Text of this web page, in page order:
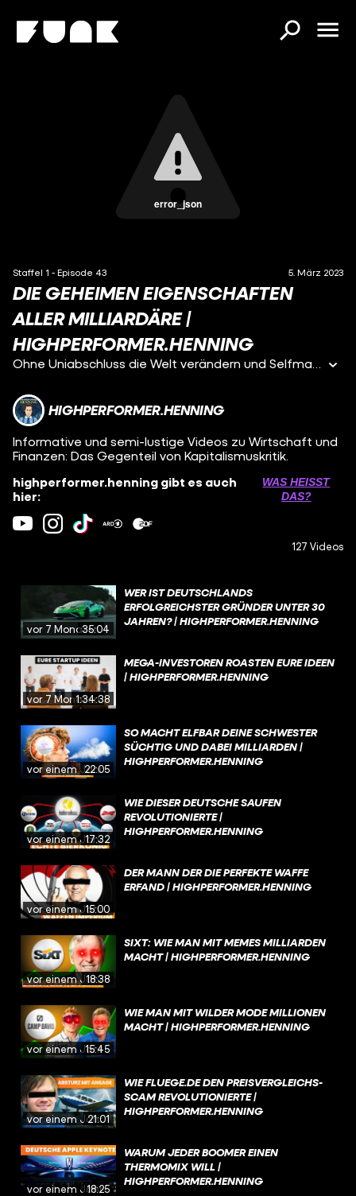
error_json
Staffel 1 - Episode 43 5. März 2023
DIE GEHEIMEN EIGENSCHAFTEN
ALLER MILLIARDÄRE |
HIGHPERFORMER.HENNING
Ohne Uniabschluss die Welt verändern und Selfmade-Millionär werden, geht das? Mark Zuckerberg hat es geschafft und auch Bill Gates, Larry Ellison und Steve Jobs sind ohne Studium monetär sehr erfolgreich geworden.
HIGHPERFORMER.HENNING
Informative und semi-lustige Videos zu Wirtschaft und
Finanzen: Das Gegenteil von Kapitalismuskritik.
highperformer.henning gibt es auch
hier:
WAS HEISST D
AS?
127 Videos
vor 7 Monaten
35:04
WER IST DEUTSCHLANDS
ERFOLGREICHSTER GRÜNDER UNTER 30
JAHREN? | HIGHPERFORMER.HENNING
vor 7 Monaten
1:34:38
MEGA-INVESTOREN ROASTEN EURE IDEEN
| HIGHPERFORMER.HENNING
vor einem Jahr
22:05
SO MACHT ELFBAR DEINE SCHWESTER
SÜCHTIG UND DABEI MILLIARDEN |
HIGHPERFORMER.HENNING
vor einem Jahr
17:32
WIE DIESER DEUTSCHE SAUFEN
REVOLUTIONIERTE |
HIGHPERFORMER.HENNING
vor einem Jahr
15:00
DER MANN DER DIE PERFEKTE WAFFE
ERFAND | HIGHPERFORMER.HENNING
vor einem Jahr
18:38
SIXT: WIE MAN MIT MEMES MILLIARDEN
MACHT | HIGHPERFORMER.HENNING
vor einem Jahr
15:45
WIE MAN MIT WILDER MODE MILLIONEN
MACHT | HIGHPERFORMER.HENNING
vor einem Jahr
21:01
WIE FLUEGE.DE DEN PREISVERGLEICHS-
SCAM REVOLUTIONIERTE |
HIGHPERFORMER.HENNING
vor einem Jahr
18:25
WARUM JEDER BOOMER EINEN
THERMOMIX WILL |
HIGHPERFORMER.HENNING